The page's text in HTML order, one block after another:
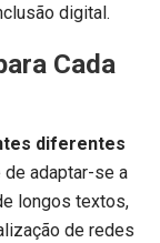
digital.
Cada
diferentes
de adaptar-se a
longos textos,
de redes